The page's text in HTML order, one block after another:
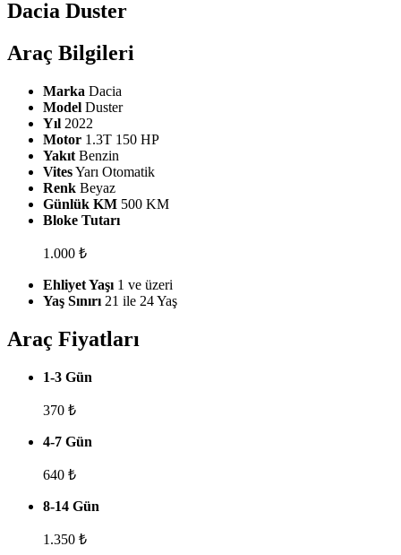
Dacia Duster
Araç Bilgileri
Marka Dacia
Model Duster
Yıl 2022
Motor 1.3T 150 HP
Yakıt Benzin
VitesYarı Otomatik
Renk Beyaz
Günlük KM 500 KM
Bloke Tutarı
1.000 ₺
Ehliyet Yaşı 1 ve üzeri
Yaş Sınırı 21 ile 24 Yaş
Araç Fiyatları
1-3 Gün
370 ₺
4-7 Gün
640 ₺
8-14 Gün
1.350 ₺